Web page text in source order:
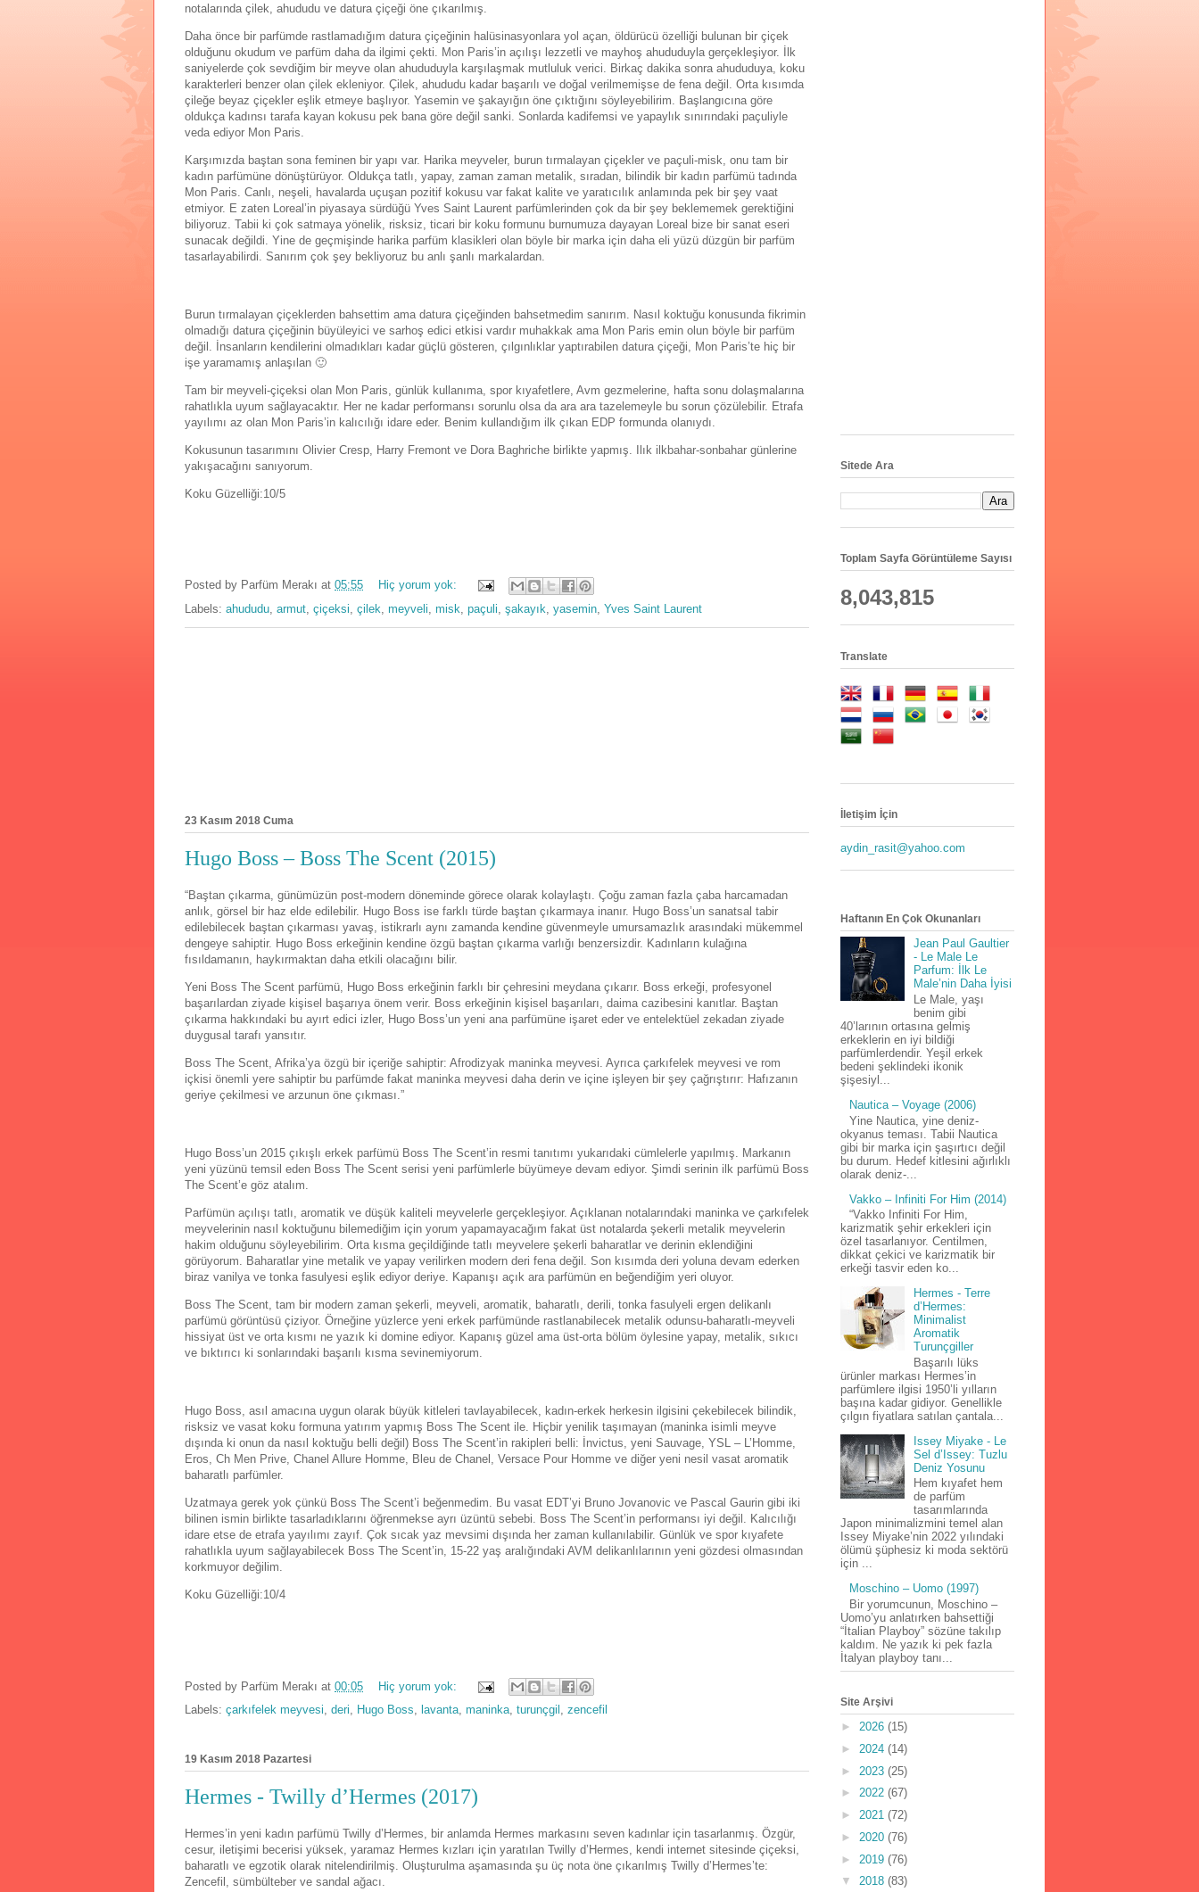
notalarında çilek, ahududu ve datura çiçeği öne çıkarılmış.
Daha önce bir parfümde rastlamadığım datura çiçeğinin halüsinasyonlara yol açan, öldürücü özelliği bulunan bir çiçek
olduğunu okudum ve parfüm daha da ilgimi çekti. Mon Paris’in açılışı lezzetli ve mayhoş ahududuyla gerçekleşiyor. İlk
saniyelerde çok sevdiğim bir meyve olan ahududuyla karşılaşmak mutluluk verici. Birkaç dakika sonra ahududuya, koku
karakterleri benzer olan çilek ekleniyor. Çilek, ahududu kadar başarılı ve doğal verilmemişse de fena değil. Orta kısımda
çileğe beyaz çiçekler eşlik etmeye başlıyor. Yasemin ve şakayığın öne çıktığını söyleyebilirim. Başlangıcına göre
oldukça kadınsı tarafa kayan kokusu pek bana göre değil sanki. Sonlarda kadifemsi ve yapaylık sınırındaki paçuliyle
veda ediyor Mon Paris.
Karşımızda baştan sona feminen bir yapı var. Harika meyveler, burun tırmalayan çiçekler ve paçuli-misk, onu tam bir
kadın parfümüne dönüştürüyor. Oldukça tatlı, yapay, zaman zaman metalik, sıradan, bilindik bir kadın parfümü tadında
Mon Paris. Canlı, neşeli, havalarda uçuşan pozitif kokusu var fakat kalite ve yaratıcılık anlamında pek bir şey vaat
etmiyor. E zaten Loreal’in piyasaya sürdüğü Yves Saint Laurent parfümlerinden çok da bir şey beklememek gerektiğini
biliyoruz. Tabii ki çok satmaya yönelik, risksiz, ticari bir koku formunu burnumuza dayayan Loreal bize bir sanat eseri
sunacak değildi. Yine de geçmişinde harika parfüm klasikleri olan böyle bir marka için daha eli yüzü düzgün bir parfüm
tasarlayabilirdi. Sanırım çok şey bekliyoruz bu anlı şanlı markalardan.
Burun tırmalayan çiçeklerden bahsettim ama datura çiçeğinden bahsetmedim sanırım. Nasıl koktuğu konusunda fikrimin
olmadığı datura çiçeğinin büyüleyici ve sarhoş edici etkisi vardır muhakkak ama Mon Paris emin olun böyle bir parfüm
değil. İnsanların kendilerini olmadıkları kadar güçlü gösteren, çılgınlıklar yaptırabilen datura çiçeği, Mon Paris’te hiç bir
işe yaramamış anlaşılan 🙂
Tam bir meyveli-çiçeksi olan Mon Paris, günlük kullanıma, spor kıyafetlere, Avm gezmelerine, hafta sonu dolaşmalarına
rahatlıkla uyum sağlayacaktır. Her ne kadar performansı sorunlu olsa da ara ara tazelemeyle bu sorun çözülebilir. Etrafa
yayılımı az olan Mon Paris’in kalıcılığı idare eder. Benim kullandığım ilk çıkan EDP formunda olanıydı.
Kokusunun tasarımını Olivier Cresp, Harry Fremont ve Dora Baghriche birlikte yapmış. Ilık ilkbahar-sonbahar günlerine
yakışacağını sanıyorum.
Koku Güzelliği:10/5
Posted by Parfüm Merakı at 05:55
Hiç yorum yok:
Labels: ahududu armut çiçeksi çilek meyveli misk paçuli şakayık yasemin Yves Saint Laurent
23 Kasım 2018 Cuma
Hugo Boss – Boss The Scent (2015)
“Baştan çıkarma, günümüzün post-modern döneminde görece olarak kolaylaştı. Çoğu zaman fazla çaba harcamadan
anlık, görsel bir haz elde edilebilir. Hugo Boss ise farklı türde baştan çıkarmaya inanır. Hugo Boss’un sanatsal tabir
edilebilecek baştan çıkarması yavaş, istikrarlı aynı zamanda kendine güvenmeyle umursamazlık arasındaki mükemmel
dengeye sahiptir. Hugo Boss erkeğinin kendine özgü baştan çıkarma varlığı benzersizdir. Kadınların kulağına
fısıldamanın, haykırmaktan daha etkili olacağını bilir.
Yeni Boss The Scent parfümü, Hugo Boss erkeğinin farklı bir çehresini meydana çıkarır. Boss erkeği, profesyonel
başarılardan ziyade kişisel başarıya önem verir. Boss erkeğinin kişisel başarıları, daima cazibesini kanıtlar. Baştan
çıkarma hakkındaki bu ayırt edici izler, Hugo Boss’un yeni ana parfümüne işaret eder ve entelektüel zekadan ziyade
duygusal tarafı yansıtır.
Boss The Scent, Afrika’ya özgü bir içeriğe sahiptir: Afrodizyak maninka meyvesi. Ayrıca çarkıfelek meyvesi ve rom
içkisi önemli yere sahiptir bu parfümde fakat maninka meyvesi daha derin ve içine işleyen bir şey çağrıştırır: Hafızanın
geriye çekilmesi ve arzunun öne çıkması.”
Hugo Boss’un 2015 çıkışlı erkek parfümü Boss The Scent’in resmi tanıtımı yukarıdaki cümlelerle yapılmış. Markanın
yeni yüzünü temsil eden Boss The Scent serisi yeni parfümlerle büyümeye devam ediyor. Şimdi serinin ilk parfümü Boss
The Scent’e göz atalım.
Parfümün açılışı tatlı, aromatik ve düşük kaliteli meyvelerle gerçekleşiyor. Açıklanan notalarındaki maninka ve çarkıfelek
meyvelerinin nasıl koktuğunu bilemediğim için yorum yapamayacağım fakat üst notalarda şekerli metalik meyvelerin
hakim olduğunu söyleyebilirim. Orta kısma geçildiğinde tatlı meyvelere şekerli baharatlar ve derinin eklendiğini
görüyorum. Baharatlar yine metalik ve yapay verilirken modern deri fena değil. Son kısımda deri yoluna devam ederken
biraz vanilya ve tonka fasulyesi eşlik ediyor deriye. Kapanışı açık ara parfümün en beğendiğim yeri oluyor.
Boss The Scent, tam bir modern zaman şekerli, meyveli, aromatik, baharatlı, derili, tonka fasulyeli ergen delikanlı
parfümü görüntüsü çiziyor. Örneğine yüzlerce yeni erkek parfümünde rastlanabilecek metalik odunsu-baharatlı-meyveli
hissiyat üst ve orta kısmı ne yazık ki domine ediyor. Kapanış güzel ama üst-orta bölüm öylesine yapay, metalik, sıkıcı
ve bıktırıcı ki sonlarındaki başarılı kısma sevinemiyorum.
Hugo Boss, asıl amacına uygun olarak büyük kitleleri tavlayabilecek, kadın-erkek herkesin ilgisini çekebilecek bilindik,
risksiz ve vasat koku formuna yatırım yapmış Boss The Scent ile. Hiçbir yenilik taşımayan (maninka isimli meyve
dışında ki onun da nasıl koktuğu belli değil) Boss The Scent’in rakipleri belli: İnvictus, yeni Sauvage, YSL – L’Homme,
Eros, Ch Men Prive, Chanel Allure Homme, Bleu de Chanel, Versace Pour Homme ve diğer yeni nesil vasat aromatik
baharatlı parfümler.
Uzatmaya gerek yok çünkü Boss The Scent’i beğenmedim. Bu vasat EDT’yi Bruno Jovanovic ve Pascal Gaurin gibi iki
bilinen ismin birlikte tasarladıklarını öğrenmekse ayrı üzüntü sebebi. Boss The Scent’in performansı iyi değil. Kalıcılığı
idare etse de etrafa yayılımı zayıf. Çok sıcak yaz mevsimi dışında her zaman kullanılabilir. Günlük ve spor kıyafete
rahatlıkla uyum sağlayabilecek Boss The Scent’in, 15-22 yaş aralığındaki AVM delikanlılarının yeni gözdesi olmasından
korkmuyor değilim.
Koku Güzelliği:10/4
Posted by Parfüm Merakı at 00:05
Hiç yorum yok:
Labels: çarkıfelek meyvesi, deri, Hugo Boss, lavanta, maninka, turunçgil , zencefil
19 Kasım 2018 Pazartesi
Hermes - Twilly d’Hermes (2017)
Hermes’in yeni kadın parfümü Twilly d’Hermes, bir anlamda Hermes markasını seven kadınlar için tasarlanmış. Özgür,
cesur, iletişimi becerisi yüksek, yaramaz Hermes kızları için yaratılan Twilly d’Hermes, kendi internet sitesinde çiçeksi,
baharatlı ve egzotik olarak nitelendirilmiş. Oluşturulma aşamasında şu üç nota öne çıkarılmış Twilly d’Hermes’te:
Zencefil, sümbülteber ve sandal ağacı.
Sitede Ara
Toplam Sayfa Görüntüleme Sayısı
8,043,815
Translate
İletişim İçin
aydin_rasit@yahoo.com
Haftanın En Çok Okunanları
Jean Paul Gaultier
- Le Male Le
Parfum: İlk Le
Male’nin Daha İyisi
Le Male, yaşı
benim gibi
40’larının ortasına gelmiş
erkeklerin en iyi bildiği
parfümlerdendir. Yeşil erkek
bedeni şeklindeki ikonik
şişesiyl...
Nautica – Voyage (2006)
Yine Nautica, yine deniz-
okyanus teması. Tabii Nautica
gibi bir marka için şaşırtıcı değil
bu durum. Hedef kitlesini ağırlıklı
olarak deniz-...
Vakko – Infiniti For Him (2014)
“Vakko Infiniti For Him,
karizmatik şehir erkekleri için
özel tasarlanıyor. Centilmen,
dikkat çekici ve karizmatik bir
erkeği tasvir eden ko...
Hermes - Terre
d’Hermes:
Minimalist
Aromatik
Turunçgiller
Başarılı lüks
ürünler markası Hermes’in
parfümlere ilgisi 1950’li yılların
başına kadar gidiyor. Genellikle
çılgın fiyatlara satılan çantala...
Issey Miyake - Le
Sel d’Issey: Tuzlu
Deniz Yosunu
Hem kıyafet hem
de parfüm
tasarımlarında
Japon minimalizmini temel alan
Issey Miyake’nin 2022 yılındaki
ölümü şüphesiz ki moda sektörü
için ...
Moschino – Uomo (1997)
Bir yorumcunun, Moschino –
Uomo’yu anlatırken bahsettiği
“İtalian Playboy” sözüne takılıp
kaldım. Ne yazık ki pek fazla
İtalyan playboy tanı...
Site Arşivi
► 2026 (15)
► 2024 (14)
► 2023 (25)
► 2022 (67)
► 2021 (72)
► 2020 (76)
► 2019 (76)
▼ 2018 (83)